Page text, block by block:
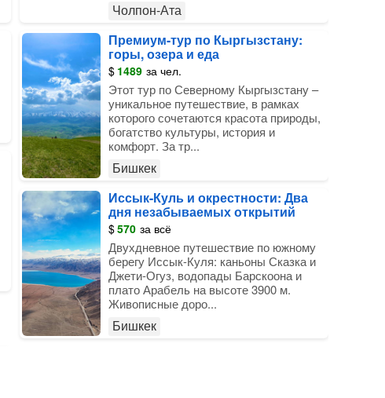
Чолпон-Ата
Премиум-тур по Кыргызстану:
горы, озера и еда
$ 1489 за чел.
Этот тур по Северному Кыргызстану –
уникальное путешествие, в рамках
которого сочетаются красота природы,
богатство культуры, история и
комфорт. За тр...
Бишкек
Иссык-Куль и окрестности: Два
дня незабываемых открытий
$570 за всё
Двухдневное путешествие по южному
берегу Иссык-Куля: каньоны Сказка и
Джети-Огуз, водопады Барскоона и
плато Арабель на высоте 3900 м.
Живописные доро...
Бишкек